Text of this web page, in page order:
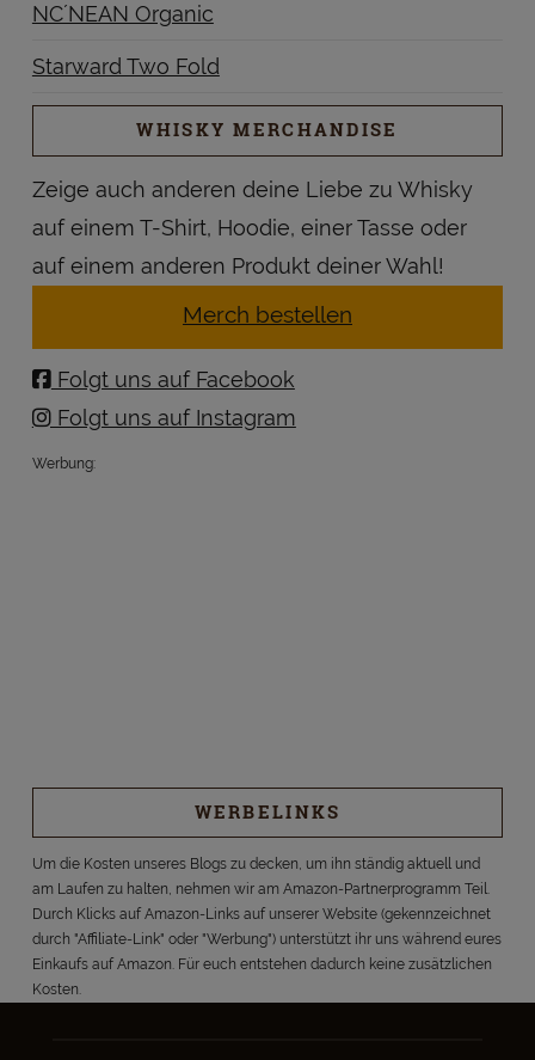
NC´NEAN Organic
Starward Two Fold
WHISKY MERCHANDISE
Zeige auch anderen deine Liebe zu Whisky
auf einem T-Shirt, Hoodie, einer Tasse oder
auf einem anderen Produkt deiner Wahl!
Merch bestellen
Folgt uns auf Facebook
Folgt uns auf Instagram
Werbung:
WERBELINKS
Um die Kosten unseres Blogs zu decken, um ihn ständig aktuell und
am Laufen zu halten, nehmen wir am Amazon-Partnerprogramm Teil.
Durch Klicks auf Amazon-Links auf unserer Website (gekennzeichnet
durch "Affiliate-Link" oder "Werbung") unterstützt ihr uns während eures
Einkaufs auf Amazon. Für euch entstehen dadurch keine zusätzlichen
Kosten.